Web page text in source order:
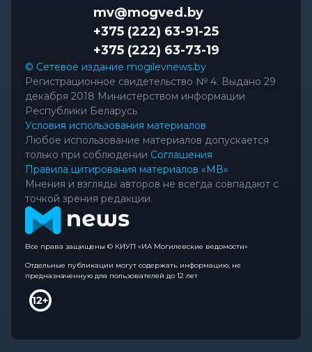
mv@mogved.by
+375 (222) 63-91-25
+375 (222) 63-73-19
© Сетевое издание mogilevnews.by
Регистрационное свидетельство № 4. Выдано 29
декабря 2018 Министерством информации
Республики Беларусь
Условия использования материалов
Любое использование материалов допускается
только при соблюдении Соглашения
Правила цитирования материалов «МВ»
Мнения и взгляды авторов не всегда совпадают с
точкой зрения редакции.
Все права защищены © КИУП «ИА Могилевские ведомости»
Отдельные публикации могут содержать информацию, не
предназначенную для пользователей до 12 лет